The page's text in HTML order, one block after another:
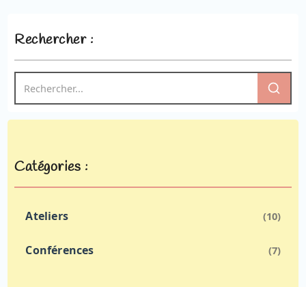
Rechercher :
Catégories :
Ateliers (10)
Conférences (7)